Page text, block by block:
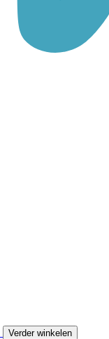
Verder winkelen